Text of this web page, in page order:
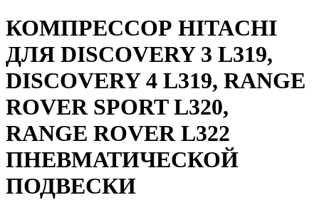
КОМПРЕССОР HITACHI
ДЛЯ DISCOVERY 3 L319,
DISCOVERY 4 L319, RANGE
ROVER SPORT L320,
RANGE ROVER L322
ПНЕВМАТИЧЕСКОЙ
ПОДВЕСКИ